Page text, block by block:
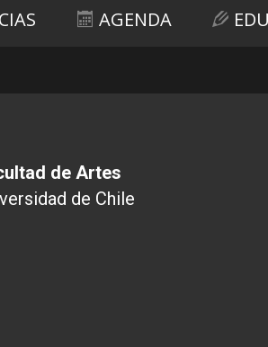
AGENDA
de Artes
de Chile